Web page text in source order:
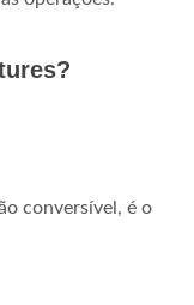
conversível, é o